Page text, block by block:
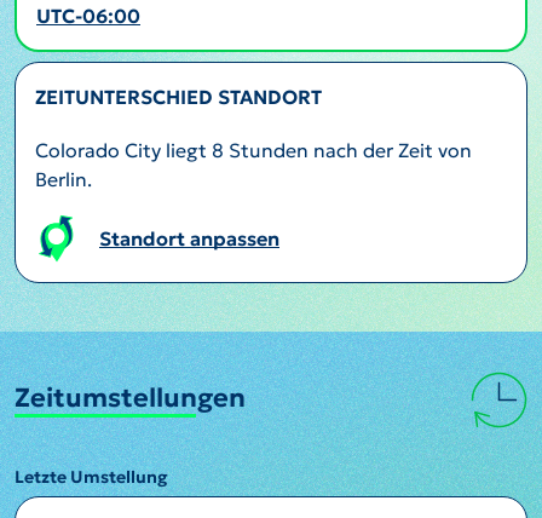
UTC-06:00
ZEITUNTERSCHIED STANDORT
Colorado City liegt 8 Stunden nach der Zeit von
Berlin.
Standort anpassen
Zeitumstellungen
Letzte Umstellung